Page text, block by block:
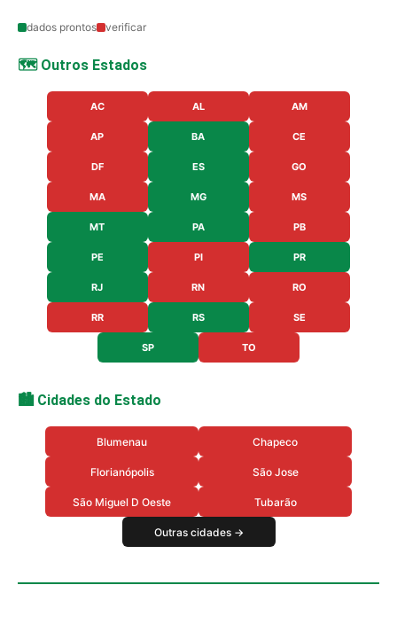
dados prontos verificar
🗺️ Outros Estados
AC AL AM
AP BA CE
DF ES GO
MA MG MS
MT PA PB
PE PI PR
RJ RN RO
RR RS SE
SP TO
🏙️ Cidades do Estado
Blumenau Chapeco
Florianópolis São Jose
São Miguel D Oeste Tubarão
Outras cidades →